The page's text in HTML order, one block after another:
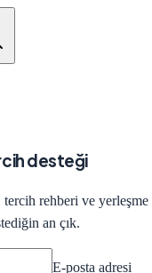
desteği
tercih rehberi ve yerleşme
an çık.
E-posta adresi